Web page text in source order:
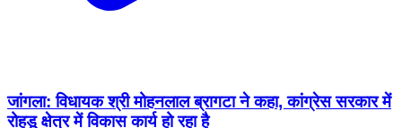
जांगला: विधायक श्री मोहनलाल ब्रागटा ने कहा, कांग्रेस सरकार में
रोहडू क्षेत्र में विकास कार्य हो रहा है